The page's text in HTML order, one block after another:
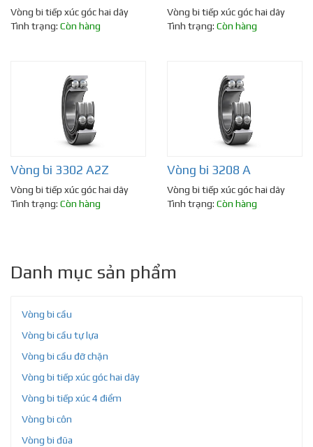
Vòng bi tiếp xúc góc hai dãy
Tình trạng: Còn hàng
Vòng bi tiếp xúc góc hai dãy
Tình trạng: Còn hàng
Vòng bi 3302 A2Z
Vòng bi tiếp xúc góc hai dãy
Tình trạng: Còn hàng
Vòng bi 3208 A
Vòng bi tiếp xúc góc hai dãy
Tình trạng: Còn hàng
Danh mục sản phẩm
Vòng bi cầu
Vòng bi cầu tự lựa
Vòng bi cầu đỡ chặn
Vòng bi tiếp xúc góc hai dãy
Vòng bi tiếp xúc 4 điểm
Vòng bi côn
Vòng bi đũa